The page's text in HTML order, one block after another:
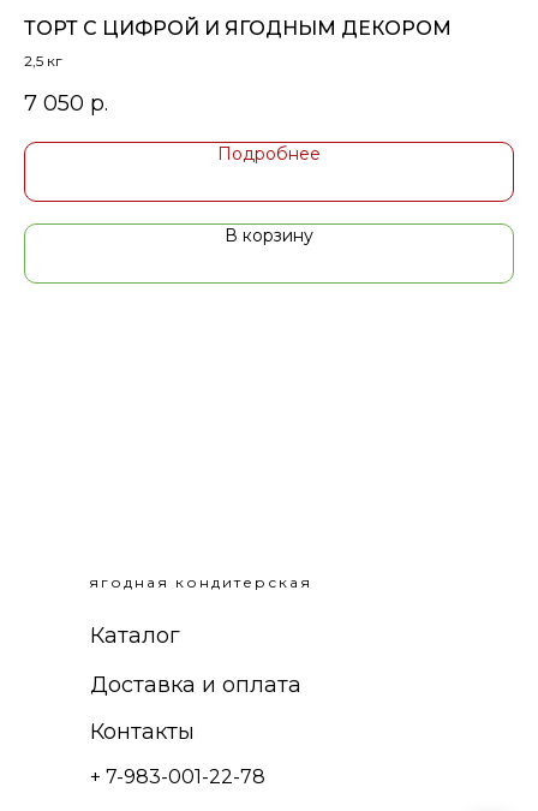
ТОРТ С ЦИФРОЙ И ЯГОДНЫМ ДЕКОРОМ
2,5 кг
7 050 р.
Подробнее
В корзину
ягодная кондитерская
Каталог
Доставка и оплата
Контакты
+ 7-983-001-22-78